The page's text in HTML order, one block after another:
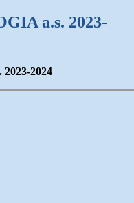
a.s. 2023-
2024